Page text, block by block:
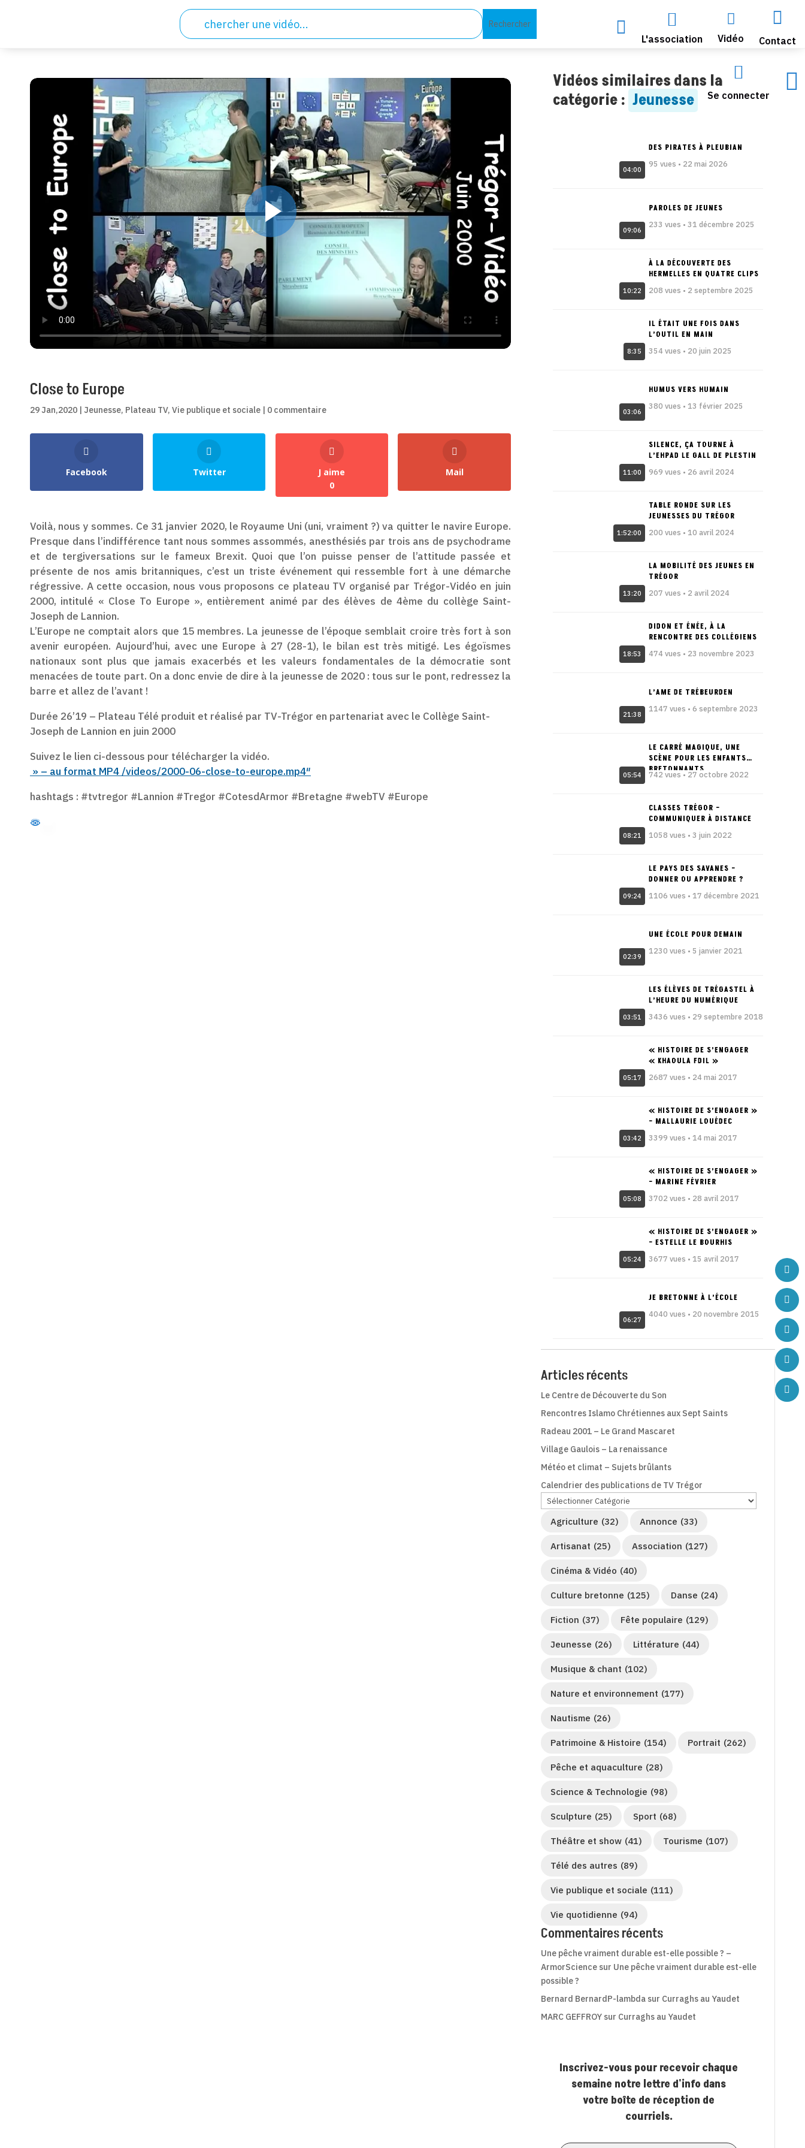
 
L'association

Vidéo

Contact

Se connecter

Close to Europe
29 Jan,2020 | Jeunesse, Plateau TV, Vie publique et sociale | 0 commentaire
Facebook Twitter
J aime
0
Mail
Voilà, nous y sommes. Ce 31 janvier 2020, le Royaume Uni (uni, vraiment ?) va quitter le navire Europe.
Presque dans l’indifférence tant nous sommes assommés, anesthésiés par trois ans de psychodrame
et de tergiversations sur le fameux Brexit. Quoi que l’on puisse penser de l’attitude passée et
présente de nos amis britanniques, c’est un triste événement qui ressemble fort à une démarche
régressive. A cette occasion, nous vous proposons ce plateau TV organisé par Trégor-Vidéo en juin
2000, intitulé « Close To Europe », entièrement animé par des élèves de 4ème du collège Saint-
Joseph de Lannion.
L’Europe ne comptait alors que 15 membres. La jeunesse de l’époque semblait croire très fort à son
avenir européen. Aujourd’hui, avec une Europe à 27 (28-1), le bilan est très mitigé. Les égoïsmes
nationaux sont plus que jamais exacerbés et les valeurs fondamentales de la démocratie sont
menacées de toute part. On a donc envie de dire à la jeunesse de 2020 : tous sur le pont, redressez la
barre et allez de l’avant !
Durée 26’19 – Plateau Télé produit et réalisé par TV-Trégor en partenariat avec le Collège Saint-
Joseph de Lannion en juin 2000
Suivez le lien ci-dessous pour télécharger la vidéo.
» – au format MP4 /videos/2000-06-close-to-europe.mp4″
hashtags : #tvtregor #Lannion #Tregor #CotesdArmor #Bretagne #webTV #Europe
Vidéos similaires dans la
catégorie : Jeunesse
04:00
DES PIRATES À PLEUBIAN
95 vues • 22 mai 2026
09:06
PAROLES DE JEUNES
233 vues • 31 décembre 2025
10:22
À LA DÉCOUVERTE DES
HERMELLES EN QUATRE CLIPS
208 vues • 2 septembre 2025
8:35
IL ÉTAIT UNE FOIS DANS
L’OUTIL EN MAIN
354 vues • 20 juin 2025
03:06
HUMUS VERS HUMAIN
380 vues • 13 février 2025
11:00
SILENCE, ÇA TOURNE À
L’EHPAD LE GALL DE PLESTIN
969 vues • 26 avril 2024
1:52:00
TABLE RONDE SUR LES
JEUNESSES DU TRÉGOR
200 vues • 10 avril 2024
13:20
LA MOBILITÉ DES JEUNES EN
TRÉGOR
207 vues • 2 avril 2024
18:53
DIDON ET ÉNÉE, À LA
RENCONTRE DES COLLÉGIENS
474 vues • 23 novembre 2023
21:38
L’AME DE TRÉBEURDEN
1147 vues • 6 septembre 2023
05:54
LE CARRÉ MAGIQUE, UNE
SCÈNE POUR LES ENFANTS
BRETONNANTS
742 vues • 27 octobre 2022
08:21
CLASSES TRÉGOR –
COMMUNIQUER À DISTANCE
1058 vues • 3 juin 2022
09:24
LE PAYS DES SAVANES –
DONNER OU APPRENDRE ?
1106 vues • 17 décembre 2021
02:39
UNE ÉCOLE POUR DEMAIN
1230 vues • 5 janvier 2021
03:51
LES ÉLÈVES DE TRÉGASTEL À
L’HEURE DU NUMÉRIQUE
3436 vues • 29 septembre 2018
05:17
« HISTOIRE DE S’ENGAGER
« KHAOULA FDIL »
2687 vues • 24 mai 2017
03:42
« HISTOIRE DE S’ENGAGER »
– MALLAURIE LOUÉDEC
3399 vues • 14 mai 2017
05:08
« HISTOIRE DE S’ENGAGER »
– MARINE FÉVRIER
3702 vues • 28 avril 2017
05:24
« HISTOIRE DE S’ENGAGER »
– ESTELLE LE BOURHIS
3677 vues • 15 avril 2017
06:27
JE BRETONNE À L’ÉCOLE
4040 vues • 20 novembre 2015
Articles récents
Le Centre de Découverte du Son
Rencontres Islamo Chrétiennes aux Sept Saints
Radeau 2001 – Le Grand Mascaret
Village Gaulois – La renaissance
Météo et climat – Sujets brûlants
Calendrier des publications de TV Trégor
Agriculture (32) Annonce (33)
Artisanat (25) Association (127)
Cinéma & Vidéo (40)
Culture bretonne (125) Danse (24)
Fiction (37) Fête populaire (129)
Jeunesse (26) Littérature (44)
Musique & chant (102)
Nature et environnement (177)
Nautisme (26)
Patrimoine & Histoire (154) Portrait (262)
Pêche et aquaculture (28)
Science & Technologie (98)
Sculpture (25) Sport (68)
Théâtre et show (41) Tourisme (107)
Télé des autres (89)
Vie publique et sociale (111)
Vie quotidienne (94)
Commentaires récents
Une pêche vraiment durable est-elle possible ? –
ArmorScience sur Une pêche vraiment durable est-elle
possible ?
Bernard BernardP-lambda sur Curraghs au Yaudet
MARC GEFFROY sur Curraghs au Yaudet
Inscrivez-vous pour recevoir chaque
semaine notre lettre d'info dans
votre boîte de réception de
courriels.